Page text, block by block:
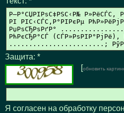
Защита: *
[обновить
Я согласен на обработку